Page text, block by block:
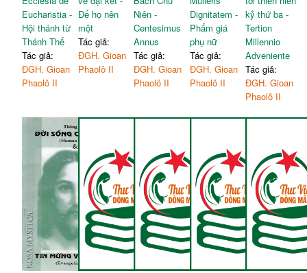
Eucharistia -
Hội thánh từ
Thánh Thể
Tác giả:
ĐGH. Gioan
Phaolô II
Để họ nên
một
Tác giả:
ĐGH. Gioan
Phaolô II
Niên -
Centesimus
Annus
Tác giả:
ĐGH. Gioan
Phaolô II
Dignitatem -
Phẩm giá
phụ nữ
Tác giả:
ĐGH. Gioan
Phaolô II
kỷ thứ ba -
Tertion
Millennio
Adveniente
Tác giả:
ĐGH. Gioan
Phaolô II